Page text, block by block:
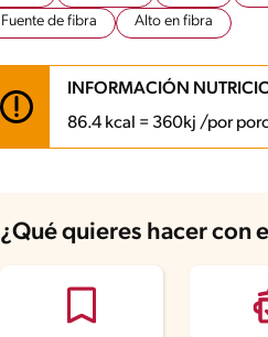
Fuente de fibra
Alto en fibra
INFORMACIÓN
86.4 kcal = 360kj /por
Energía
86.4 kcal
Grasas 9 g
Sodio
¿Qué quieres hacer con